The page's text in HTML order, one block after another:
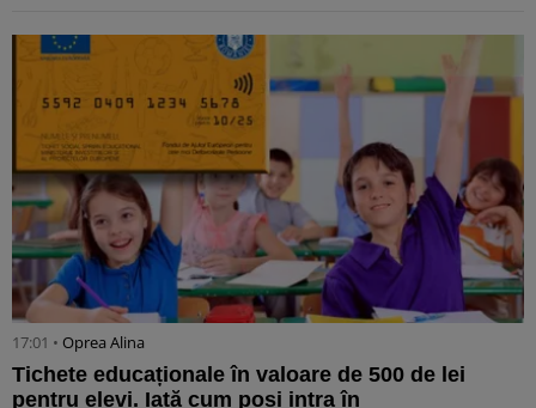
17:01 • Oprea Alina
Tichete educaționale în valoare de 500 de lei
pentru elevi. Iată cum poși intra în